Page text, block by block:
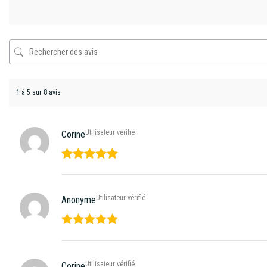
1 à 5 sur 8 avis
CorineUtilisateur vérifié
AnonymeUtilisateur vérifié
Utilisateur vérifié